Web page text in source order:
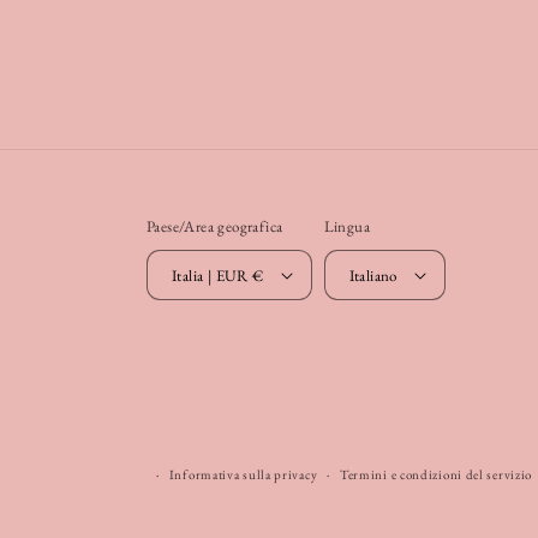
Paese/Area geografica
Italia | EUR €
Lingua
Italiano
Informativa sulla privacy Termini e condizioni del servizio